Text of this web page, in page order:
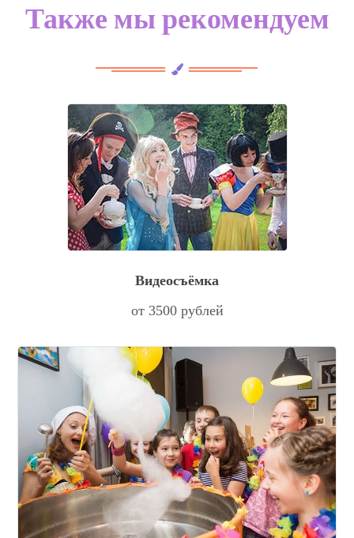
Также мы рекомендуем
Видеосъёмка
от 3500 рублей